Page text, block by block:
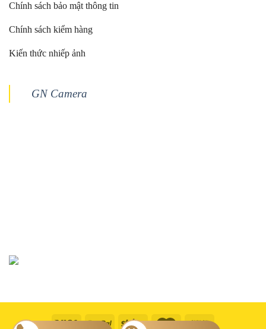
Chính sách bảo mật thông tin
Chính sách kiểm hàng
Kiến thức nhiếp ảnh
GN Camera